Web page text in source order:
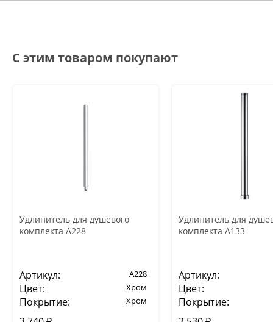
С этим товаром покупают
Удлинитель для душевого
комплекта A228
Артикул: A228
Цвет: Хром
Покрытие: Хром
Удлинитель для
комплекта A133
Артикул:
Цвет:
Покрытие: